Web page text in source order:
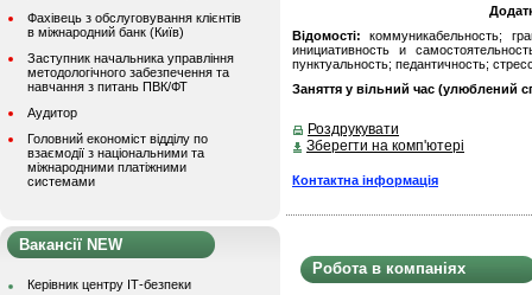
Фахівець з обслуговування клієнтів
в міжнародний банк (Київ)
Заступник начальника управління
методологічного забезпечення та
навчання з питань ПВК/ФТ
Аудитор
Головний економіст відділу по
взаємодії з національними та
міжнародними платіжними
системами
Вакансії NEW
Керівник центру ІТ-безпеки
Відомості: коммуникабельность;
инициативность и
пунктуальность; педантичность;
Заняття у вільний час (улюблений
Роздрукувати
Зберегти на комп'ютері
Контактна інформація
Робота в компаніях